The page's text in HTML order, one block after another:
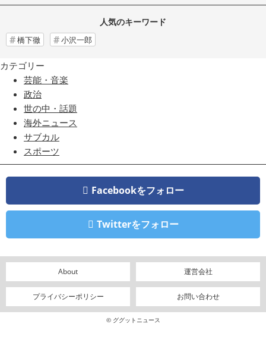
人気のキーワード
橋下徹 小沢一郎
カテゴリー
芸能・音楽
政治
世の中・話題
海外ニュース
サブカル
スポーツ
Facebookをフォロー
Twitterをフォロー
About 運営会社
プライバシーポリシー お問い合わせ
© ググットニュース